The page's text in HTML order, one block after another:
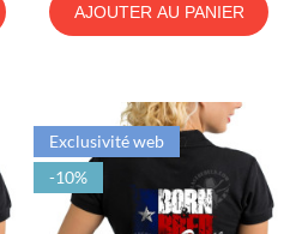
AJOUTER AU PANIER
Exclusivité web
-10%